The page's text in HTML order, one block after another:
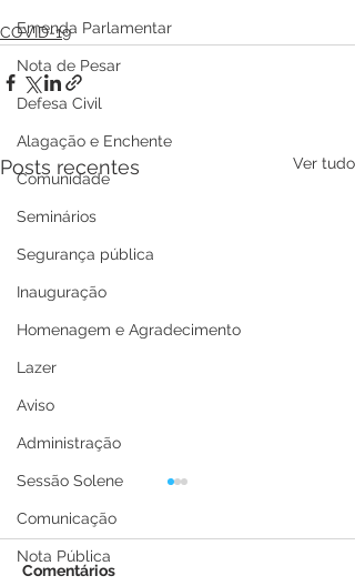
Emenda Parlamentar
Nota de Pesar
Defesa Civil
Alagação e Enchente
Comunidade
Seminários
Segurança pública
Inauguração
Homenagem e Agradecimento
Lazer
Aviso
Administração
Sessão Solene
Comunicação
Nota Pública
COVID-19
Posts recentes Ver tudo
Comentários